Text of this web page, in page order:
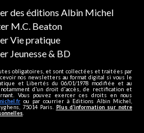
des éditions Albin Michel
M.C. Beaton
Vie pratique
Jeunesse & BD
obligatoires, et sont collectées et traitées par
nos newsletters au format digital si vous le
et Libertés du 06/01/1978 modifiée et au
d'un droit d'accès, de rectification et
Vous pouvez exercer ces droits en nous
ou par courrier à Editions Albin Michel,
75014 Paris. Plus d’information sur notre